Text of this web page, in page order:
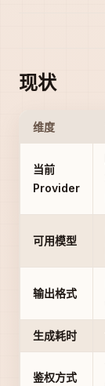
现状
维度
当前
Provider
可用模型
输出格式
生成耗时
鉴权方式